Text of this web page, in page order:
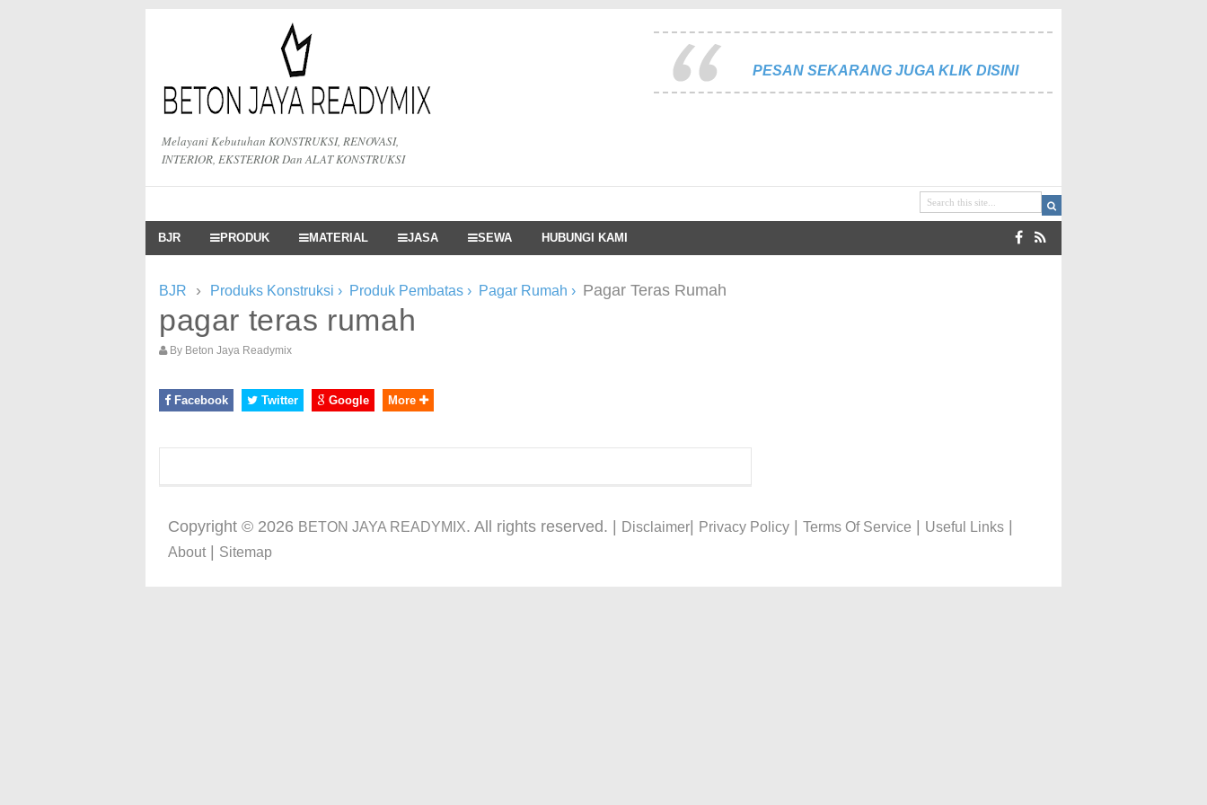
Melayani Kebutuhan KONSTRUKSI, RENOVASI,
INTERIOR, EKSTERIOR Dan ALAT KONSTRUKSI
PESAN SEKARANG JUGA KLIK DISINI
BJR PRODUK MATERIAL JASA SEWA HUBUNGI KAMI
BJR › Produks Konstruksi › Produk Pembatas › Pagar Rumah › Pagar Teras Rumah
pagar teras rumah
By Beton Jaya Readymix
Facebook Twitter Google More
Copyright © 2026 BETON JAYA READYMIX. All rights reserved. | Disclaimer Privacy Policy Terms Of Service Useful Links
About| Sitemap